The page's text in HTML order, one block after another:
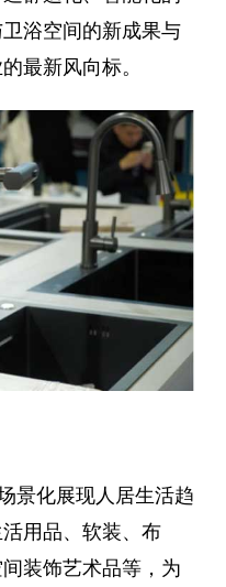
浴空间的新成果与
最新风向标。
景化展现人居生活趋
用品、软装、布
装饰艺术品等，为